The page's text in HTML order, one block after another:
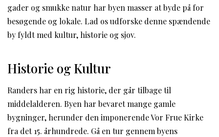
gader og smukke natur har byen masser at byde på for
besøgende og lokale. Lad os udforske denne spændende
by fyldt med kultur, historie og sjov.
Historie og Kultur
Randers har en rig historie, der går tilbage til
middelalderen. Byen har bevaret mange gamle
bygninger, herunder den imponerende Vor Frue Kirke
fra det 15. århundrede. Gå en tur gennem byens